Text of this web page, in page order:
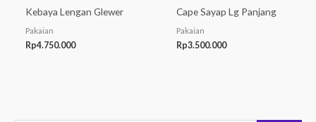
Kebaya Lengan Glewer
Pakaian
Rp4.750.000
Cape Sayap Lg Panjang
Pakaian
Rp3.500.000